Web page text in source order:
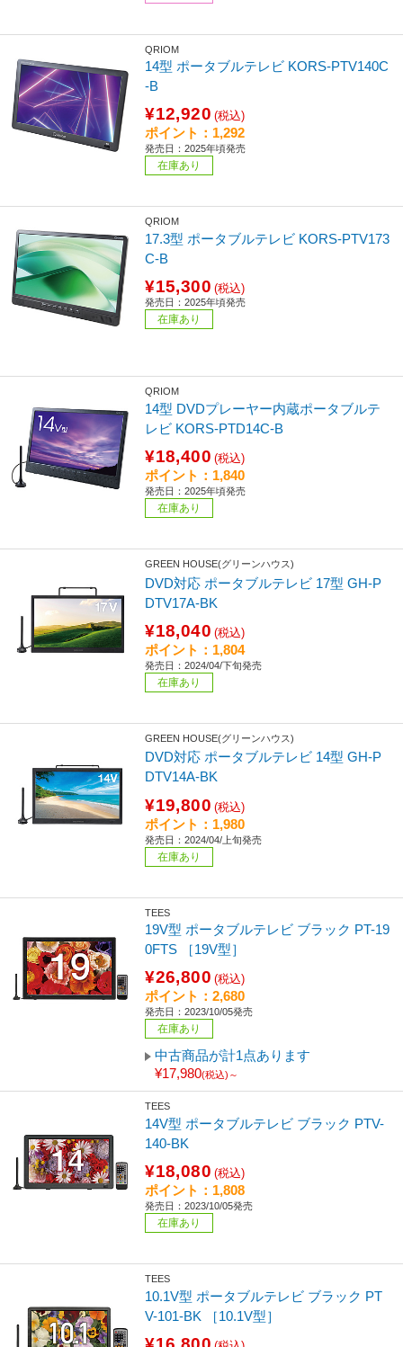
QRIOM
14型 ポータブルテレビ KORS-PTV140C
-B
¥12,920 (税込)
ポイント：1,292
発売日：2025年頃発売
在庫あり
QRIOM
17.3型 ポータブルテレビ KORS-PTV173
C-B
¥15,300 (税込)
発売日：2025年頃発売
在庫あり
QRIOM
14型 DVDプレーヤー内蔵ポータブルテ
レビ KORS-PTD14C-B
¥18,400 (税込)
ポイント：1,840
発売日：2025年頃発売
在庫あり
GREEN HOUSE(グリーンハウス)
DVD対応 ポータブルテレビ 17型 GH-P
DTV17A-BK
¥18,040 (税込)
ポイント：1,804
発売日：2024/04/下旬発売
在庫あり
GREEN HOUSE(グリーンハウス)
DVD対応 ポータブルテレビ 14型 GH-P
DTV14A-BK
¥19,800 (税込)
ポイント：1,980
発売日：2024/04/上旬発売
在庫あり
TEES
19V型 ポータブルテレビ ブラック PT-19
0FTS ［19V型］
¥26,800 (税込)
ポイント：2,680
発売日：2023/10/05発売
在庫あり
中古商品が計1点あります
¥17,980(税込)～
TEES
14V型 ポータブルテレビ ブラック PTV-
140-BK
¥18,080 (税込)
ポイント：1,808
発売日：2023/10/05発売
在庫あり
TEES
10.1V型 ポータブルテレビ ブラック PT
V-101-BK ［10.1V型］